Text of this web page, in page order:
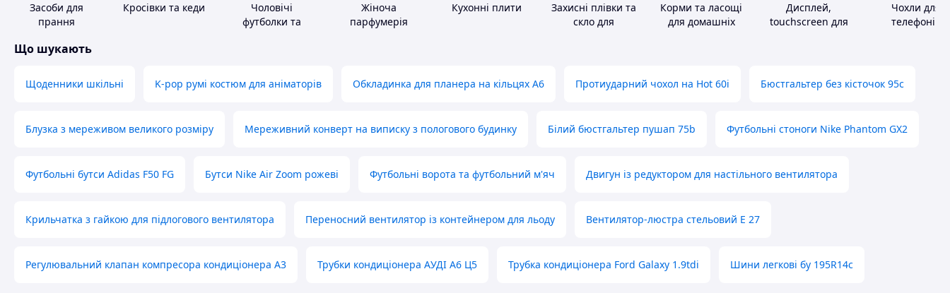
Засоби для
прання
Кросівки та кеди
Чоловічі
футболки та
Жіноча
парфумерія
Кухонні плити
Захисні плівки та
скло для
Корми та ласощі
для домашніх
Дисплей,
touchscreen для
Чохли для
телефонів
Що шукають
Щоденники шкільні K-pop румі костюм для аніматорів Обкладинка для планера на кільцях А6 Протиударний чохол на Hot 60i Бюстгальтер без кісточок 95с
Блузка з мереживом великого розміру Мереживний конверт на виписку з пологового будинку Білий бюстгальтер пушап 75b Футбольні стоноги Nike Phantom GX2
Футбольні бутси Adidas F50 FG Бутси Nike Air Zoom рожеві Футбольні ворота та футбольний м'яч Двигун із редуктором для настільного вентилятора
Крильчатка з гайкою для підлогового вентилятора Переносний вентилятор із контейнером для льоду Вентилятор-люстра стельовий E 27
Регулювальний клапан компресора кондиціонера А3 Трубки кондиціонера АУДІ А6 Ц5 Трубка кондиціонера Ford Galaxy 1.9tdi Шини легкові бу 195R14c